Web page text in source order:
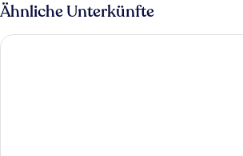
Ähnliche Unterkünfte
Baltic Inn